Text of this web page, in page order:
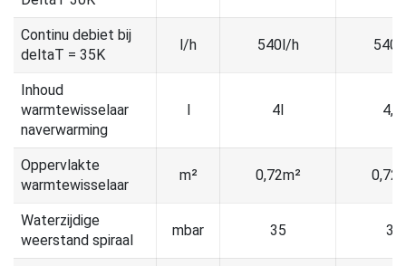
Continu debiet bij
deltaT = 35K
l/h 540l/h
Inhoud
warmtewisselaar
naverwarming
l 4l 4,2l
Oppervlakte
warmtewisselaar
m² 0,72m²
Waterzijdige
weerstand spiraal
mbar 35 35